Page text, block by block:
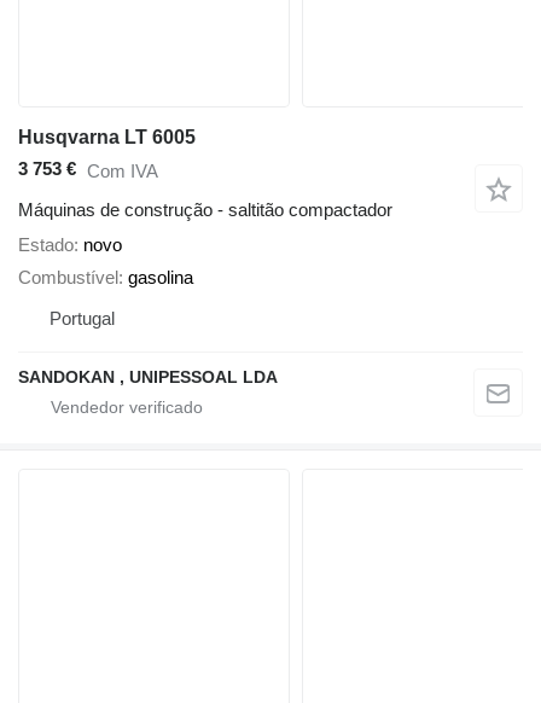
Husqvarna LT 6005
3 753 € Com IVA
Máquinas de construção - saltitão compactador
Estado novo
Combustível gasolina
Portugal
SANDOKAN , UNIPESSOAL LDA